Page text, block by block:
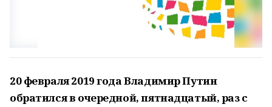
20 февраля 2019 года Владимир Путин
обратился в очередной, пятнадцатый, раз с